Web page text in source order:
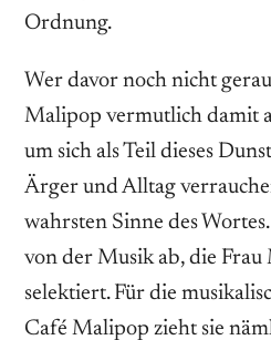
Ordnung.
Wer davor noch nicht
Malipop vermutlich damit
um sich als Teil dieses
Ärger und Alltag
wahrsten Sinne des
von der Musik ab, die
selektiert. Für die
Café Malipop zieht sie